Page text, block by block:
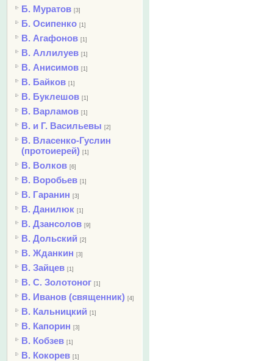
Б. Муратов [3]
Б. Осипенко [1]
В. Агафонов [1]
В. Аллилуев [1]
В. Анисимов [1]
В. Байков [1]
В. Буклешов [1]
В. Варламов [1]
В. и Г. Васильевы [2]
В. Власенко-Гуслин
(протоиерей) [1]
В. Волков [6]
В. Воробьев [1]
В. Гаранин [3]
В. Данилюк [1]
В. Дзансолов [9]
В. Дольский [2]
В. Жданкин [3]
В. Зайцев [1]
В. С. Золотоног [1]
В. Иванов (священник) [4]
В. Кальницкий [1]
В. Капорин [3]
В. Кобзев [1]
В. Кокорев [1]